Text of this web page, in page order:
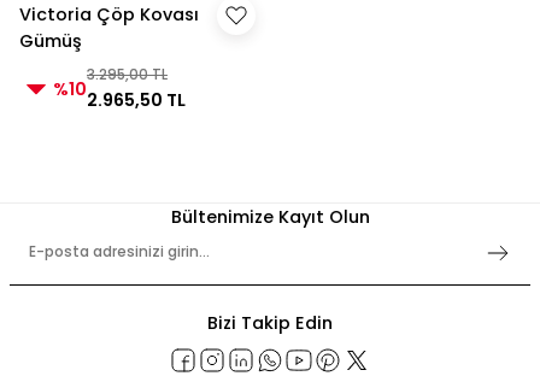
Victoria Çöp Kovası
Gümüş
%10
3.295,00 TL
2.965,50 TL
Bültenimize Kayıt Olun
Bizi Takip Edin